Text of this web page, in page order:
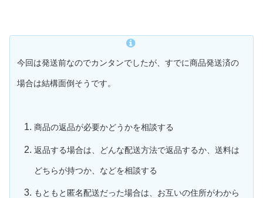
今回は発送前なのでカンタンでしたが、すでに商品発送済の
場合は結構面倒そうです。
商品の返品が必要かどうかを相談する
返品する場合は、どんな配送方法で返品するか、送料は
どちらが持つか、などを相談する
もともと匿名配送だった場合は、お互いの住所がわから